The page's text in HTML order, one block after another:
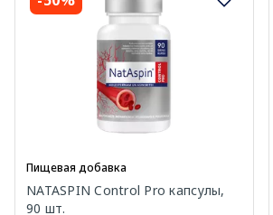
Пищевая добавка
NATASPIN Control Pro капсулы,
90 шт.